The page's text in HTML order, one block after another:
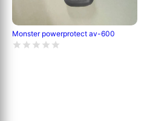
Monster powerprotect av-600